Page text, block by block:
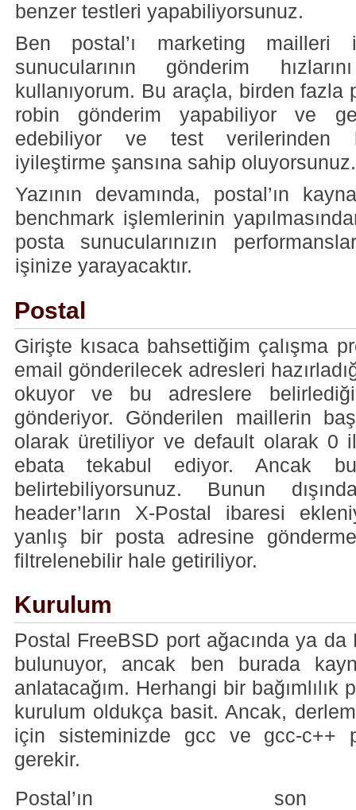
benzer testleri yapabiliyorsunuz.
Ben postal’ı marketing mailleri
sunucularının gönderim
kullanıyorum. Bu araçla, birden
robin gönderim yapabiliyor ve
edebiliyor ve test verilerinden
iyileştirme şansına sahip oluyorsunuz.
Yazının devamında, postal’ın
benchmark işlemlerinin
posta sunucularınızın
işinize yarayacaktır.
Postal
Girişte kısaca bahsettiğim çalışma
email gönderilecek adresleri
okuyor ve bu adreslere
gönderiyor. Gönderilen maillerin
olarak üretiliyor ve default olarak 0
ebata tekabul ediyor. Ancak
belirtebiliyorsunuz. Bunun
header’ların X-Postal ibaresi
yanlış bir posta adresine
filtrelenebilir hale getiriliyor.
Kurulum
Postal FreeBSD port ağacında ya
bulunuyor, ancak ben burada
anlatacağım. Herhangi bir bağımlılık
kurulum oldukça basit. Ancak,
için sisteminizde gcc ve gcc-c++
gerekir.
Postal’ın son